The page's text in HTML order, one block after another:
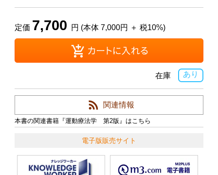
定価 7,700 円 (本体 7,000円 ＋ 税10%)
あり
在庫
関連情報
本書の関連書籍『運動療法学 第2版』はこちら
電子版販売サイト